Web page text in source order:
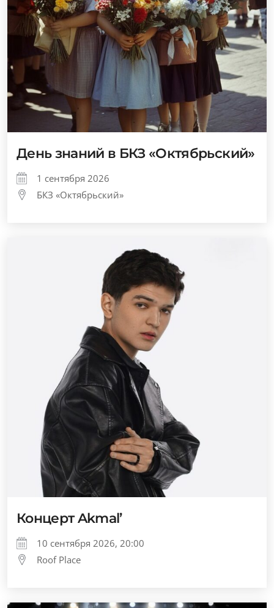
День знаний в БКЗ «Октябрьский»
1 сентября 2026
БКЗ «Октябрьский»
Концерт Akmal’
10 сентября 2026, 20:00
Roof Place